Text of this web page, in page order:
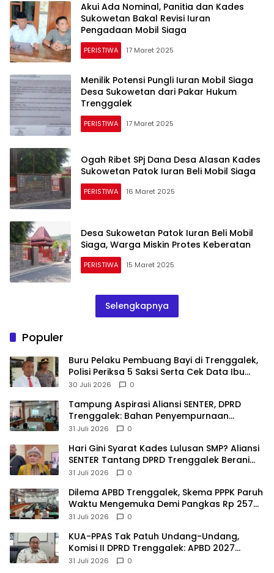
Akui Ada Nominal, Panitia dan Kades
Sukowetan Bakal Revisi Iuran
Pengadaan Mobil Siaga
PERISTIWA 17 Maret 2025
Menilik Potensi Pungli Iuran Mobil Siaga
Desa Sukowetan dari Pakar Hukum
Trenggalek
PERISTIWA 17 Maret 2025
Ogah Ribet SPj Dana Desa Alasan Kades
Sukowetan Patok Iuran Beli Mobil Siaga
PERISTIWA 16 Maret 2025
Desa Sukowetan Patok Iuran Beli Mobil
Siaga, Warga Miskin Protes Keberatan
PERISTIWA 15 Maret 2025
Selengkapnya
Populer
Buru Pelaku Pembuang Bayi di Trenggalek,
Polisi Periksa 5 Saksi Serta Cek Data Ibu
Melahirkan
30 Juli 2026 0
Tampung Aspirasi Aliansi SENTER, DPRD
Trenggalek: Bahan Penyempurnaan
Raperda Desa dan Pilkades
31 Juli 2026 0
Hari Gini Syarat Kades Lulusan SMP? Aliansi
SENTER Tantang DPRD Trenggalek Berani
Gunakan Open Legal Policy!
31 Juli 2026 0
Dilema APBD Trenggalek, Skema PPPK Paruh
Waktu Mengemuka Demi Pangkas Rp 257
Miliar
31 Juli 2026 0
KUA-PPAS Tak Patuh Undang-Undang,
Komisi II DPRD Trenggalek: APBD 2027
Terancam Sanksi
31 Juli 2026 0